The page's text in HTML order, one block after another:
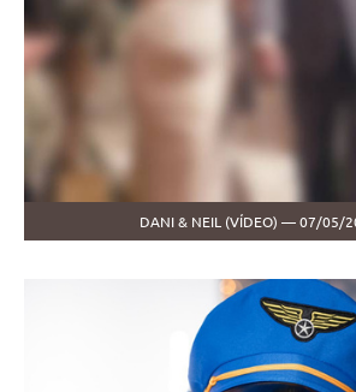
DANI & NEIL (VÍDEO) — 07/05/